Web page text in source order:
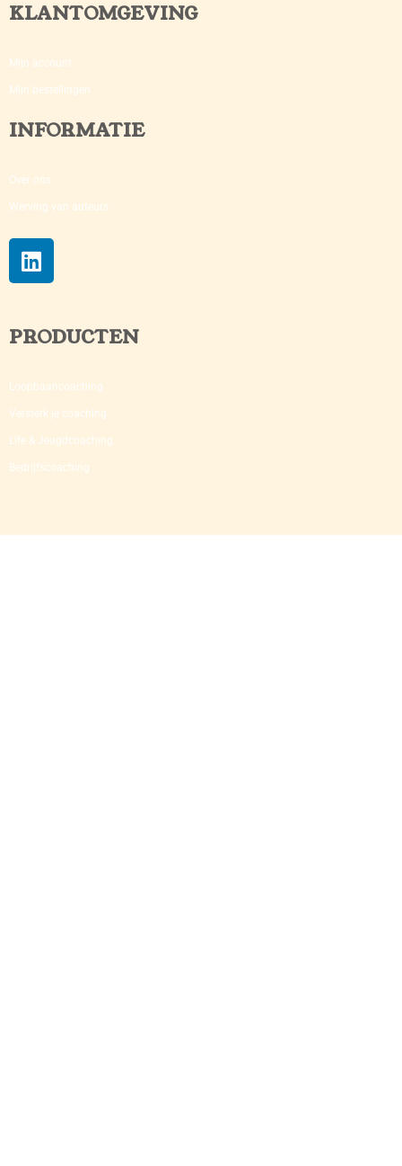
KLANTOMGEVING
Mijn account
Mijn bestellingen
INFORMATIE
Over ons
Werving van auteurs
PRODUCTEN
Loopbaancoaching
Versterk je coaching​
Life & Jeugdcoaching
Bedrijfscoaching​